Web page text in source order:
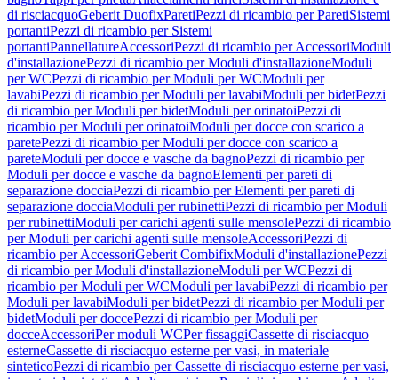
di risciacquoGeberit DuofixParetiPezzi di ricambio per ParetiSistemi
portantiPezzi di ricambio per Sistemi
portantiPannellatureAccessoriPezzi di ricambio per AccessoriModuli
d'installazionePezzi di ricambio per Moduli d'installazioneModuli
per WCPezzi di ricambio per Moduli per WCModuli per
lavabiPezzi di ricambio per Moduli per lavabiModuli per bidetPezzi
di ricambio per Moduli per bidetModuli per orinatoiPezzi di
ricambio per Moduli per orinatoiModuli per docce con scarico a
paretePezzi di ricambio per Moduli per docce con scarico a
pareteModuli per docce e vasche da bagnoPezzi di ricambio per
Moduli per docce e vasche da bagnoElementi per pareti di
separazione docciaPezzi di ricambio per Elementi per pareti di
separazione docciaModuli per rubinettiPezzi di ricambio per Moduli
per rubinettiModuli per carichi agenti sulle mensolePezzi di ricambio
per Moduli per carichi agenti sulle mensoleAccessoriPezzi di
ricambio per AccessoriGeberit CombifixModuli d'installazionePezzi
di ricambio per Moduli d'installazioneModuli per WCPezzi di
ricambio per Moduli per WCModuli per lavabiPezzi di ricambio per
Moduli per lavabiModuli per bidetPezzi di ricambio per Moduli per
bidetModuli per doccePezzi di ricambio per Moduli per
docceAccessoriPer moduli WCPer fissaggiCassette di risciacquo
esterneCassette di risciacquo esterne per vasi, in materiale
sinteticoPezzi di ricambio per Cassette di risciacquo esterne per vasi,